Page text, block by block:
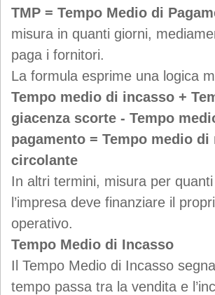
TMP = Tempo Medio di
misura in quanti giorni,
paga i fornitori.
La formula esprime una logica
Tempo medio di incasso +
giacenza scorte - Tempo
pagamento = Tempo medio di
circolante
In altri termini, misura per
l’impresa deve finanziare il
operativo.
Tempo Medio di Incasso
Il Tempo Medio di Incasso
tempo passa tra la vendita e